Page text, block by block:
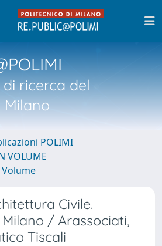
ricerca del
Milano
POLIMI
VOLUME
Civile.
/ Arassociati,
Tiscali